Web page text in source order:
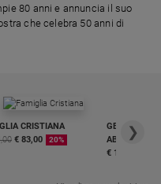
80 anni e annuncia il suo
che celebra 50 anni di
CRISTIANA
€ 83,00 20%
GBABY
€ 16,99
❯